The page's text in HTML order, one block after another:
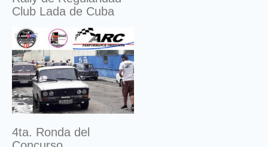
Club Lada de Cuba
4ta. Ronda del